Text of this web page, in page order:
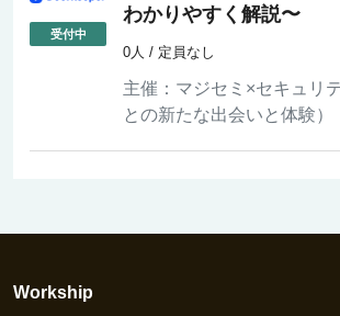
わかりやすく解説〜
主催： マジセミ×セキュリ
との新たな出会いと体験）
0人 / 定員なし
Workship